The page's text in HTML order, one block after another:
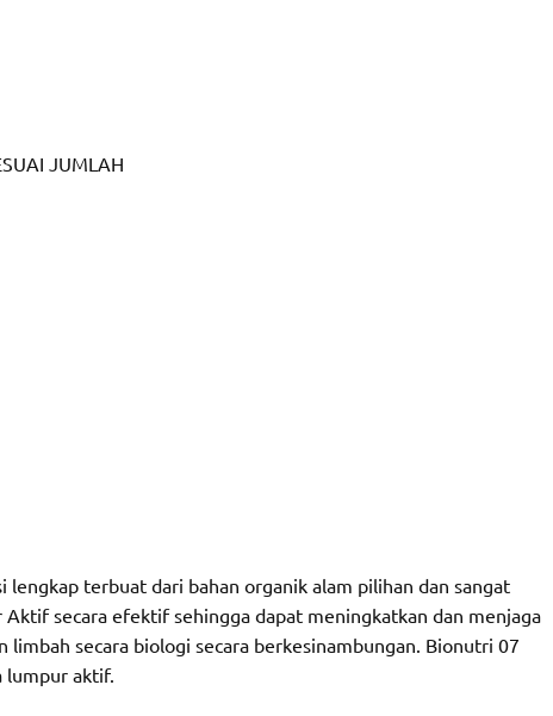
JUMLAH
terbuat dari bahan organik alam pilihan dan sangat
secara efektif sehingga dapat meningkatkan dan menjaga
secara biologi secara berkesinambungan. Bionutri 07
lumpur aktif.